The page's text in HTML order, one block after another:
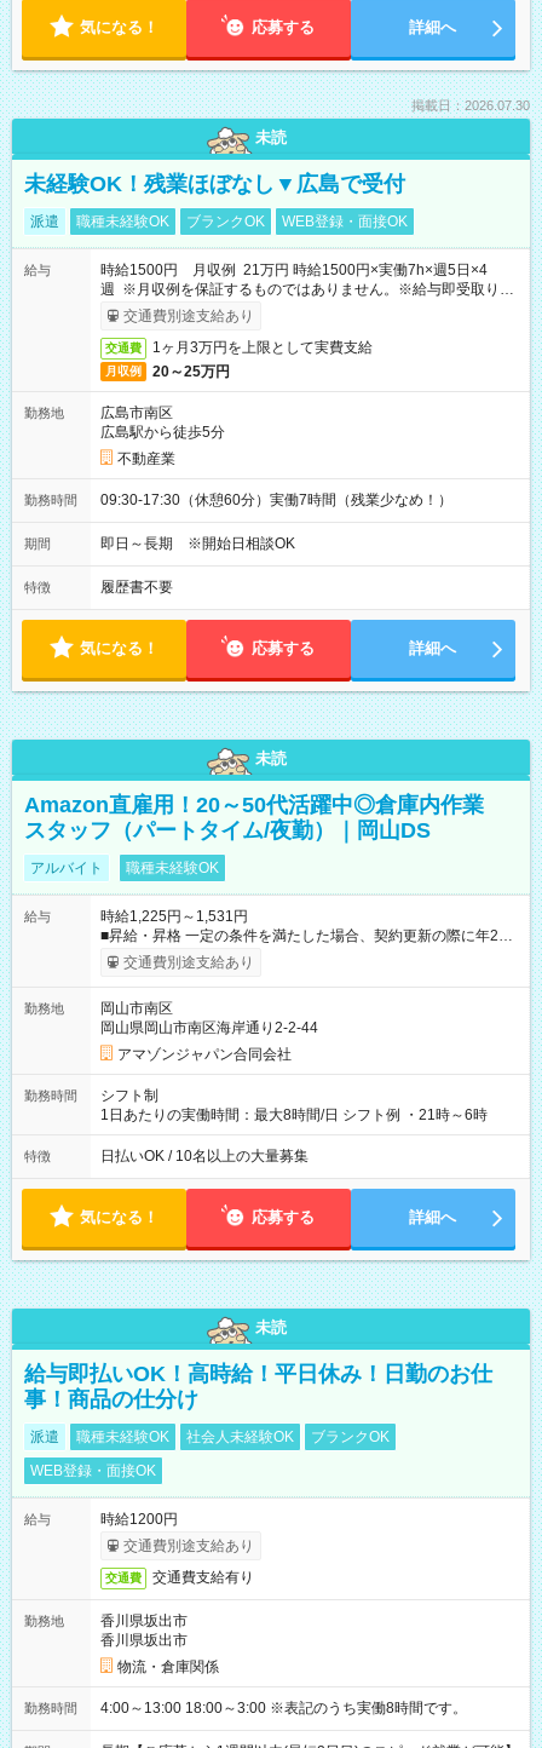
気になる！ 応募する 詳細へ
掲載日：2026.07.30
未読
未経験OK！残業ほぼなし▼広島で受付
派遣 職種未経験OK ブランクOK WEB登録・面接OK
給与
時給1500円 月収例 21万円 時給1500円×実働7h×週5日×4
週 ※月収例を保証するものではありません。※給与即受取りサ
ービス利用可（利用条件有）
交通費別途支給あり
交通費 1ヶ月3万円を上限として実費支給
月収例 20～25万円
勤務地
広島市南区
広島駅から徒歩5分
不動産業
勤務時間 09:30-17:30（休憩60分）実働7時間（残業少なめ！）
期間 即日～長期 ※開始日相談OK
特徴 履歴書不要
気になる！ 応募する 詳細へ
未読
Amazon直雇用！20～50代活躍中◎倉庫内作業
スタッフ（パートタイム/夜勤）｜岡山DS
アルバイト 職種未経験OK
給与
時給1,225円～1,531円
■昇給・昇格 一定の条件を満たした場合、契約更新の際に年2回
まで昇給の機会があります。 ■正社員登用制度あり ※月末締/翌
月25日支払い ※時間外手当、別途支給 ※深夜割増賃金 (22:00～
☆Amazon直雇用で安定して働けます！ 【試用期間】試用期間
あり 試用期間の長さ：1週間 雇用形態、給与は本採用時と同じ
です。
交通費別途支給あり
勤務地
岡山市南区
岡山県岡山市南区海岸通り2-2-44
アマゾンジャパン合同会社
勤務時間
シフト制
1日あたりの実働時間：最大8時間/日 シフト例 ・21時～6時
特徴 日払いOK / 10名以上の大量募集
気になる！ 応募する 詳細へ
未読
給与即払いOK！高時給！平日休み！日勤のお仕
事！商品の仕分け
派遣 職種未経験OK 社会人未経験OK
ブランクOK
WEB登録・面接OK
給与
時給1200円
交通費別途支給あり
交通費 交通費支給有り
勤務地
香川県坂出市
香川県坂出市
物流・倉庫関係
勤務時間 4:00～13:00 18:00～3:00 ※表記のうち実働8時間です。